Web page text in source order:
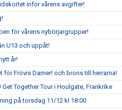
inför vårens avgifter!
för vårens nybörjargrupper!
U13 och uppåt!
år!
för Frövis Damer! och brons till herrarna!
Together Tour i Houlgate, Frankrike
på torsdag 11/12 kl 18:00